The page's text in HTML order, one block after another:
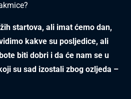
startova, ali imat ćemo dan,
kakve su posljedice, ali
biti dobri i da će nam se u
su sad izostali zbog ozljeda –